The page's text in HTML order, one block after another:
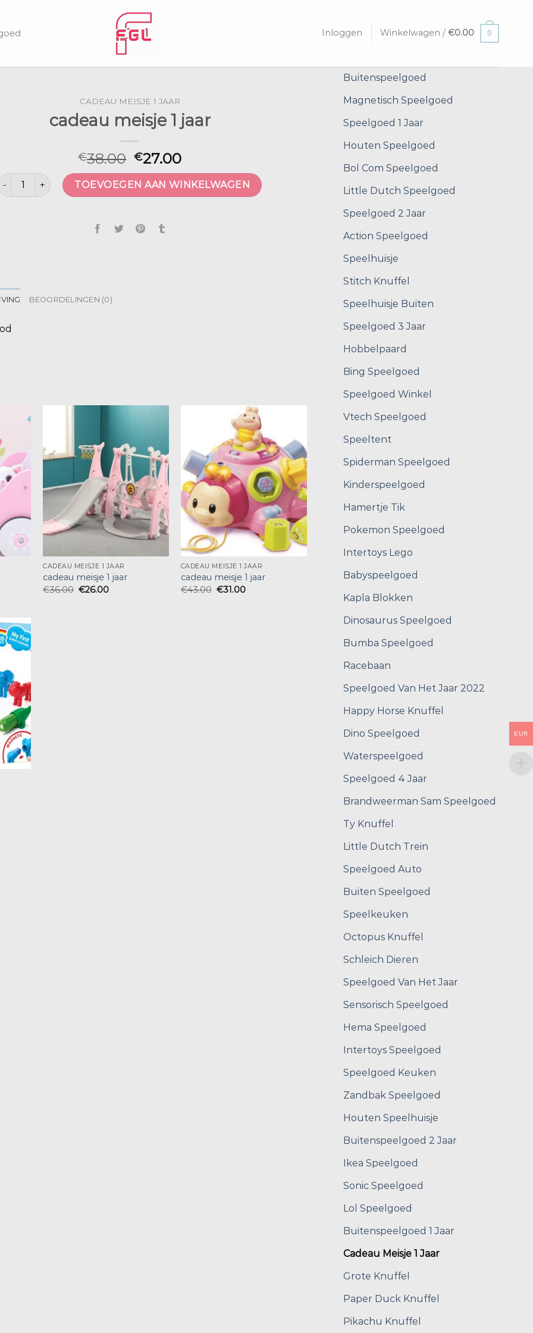
Inloggen Winkelwagen /€0.00 0
Buitenspeelgoed
Magnetisch Speelgoed
Speelgoed 1 Jaar
Houten Speelgoed
Bol Com Speelgoed
Little Dutch Speelgoed
Speelgoed 2 Jaar
Action Speelgoed
Speelhuisje
Stitch Knuffel
Speelhuisje Buiten
Speelgoed 3 Jaar
Hobbelpaard
Bing Speelgoed
Speelgoed Winkel
Vtech Speelgoed
Speeltent
Spiderman Speelgoed
Kinderspeelgoed
Hamertje Tik
Pokemon Speelgoed
Intertoys Lego
Babyspeelgoed
Kapla Blokken
Dinosaurus Speelgoed
Bumba Speelgoed
Racebaan
Speelgoed Van Het Jaar 2022
Happy Horse Knuffel
Dino Speelgoed
Waterspeelgoed
Speelgoed 4 Jaar
Brandweerman Sam Speelgoed
Ty Knuffel
Little Dutch Trein
Speelgoed Auto
Buiten Speelgoed
Speelkeuken
Octopus Knuffel
Schleich Dieren
Speelgoed Van Het Jaar
Sensorisch Speelgoed
Hema Speelgoed
Intertoys Speelgoed
Speelgoed Keuken
Zandbak Speelgoed
Houten Speelhuisje
Buitenspeelgoed 2 Jaar
Ikea Speelgoed
Sonic Speelgoed
Lol Speelgoed
Buitenspeelgoed 1 Jaar
Cadeau Meisje 1 Jaar
Grote Knuffel
Paper Duck Knuffel
Pikachu Knuffel
CADEAU MEISJE 1 JAAR
cadeau meisje 1 jaar
€38.00 €27.00
meisje 1 jaar aantalTOEVOEGEN AAN WINKELWAGEN
BEOORDELINGEN (0)
CADEAU MEISJE 1 JAAR
cadeau meisje 1 jaar
€36.00 €26.00
CADEAU MEISJE 1 JAAR
cadeau meisje 1 jaar
€43.00 €31.00
EUR